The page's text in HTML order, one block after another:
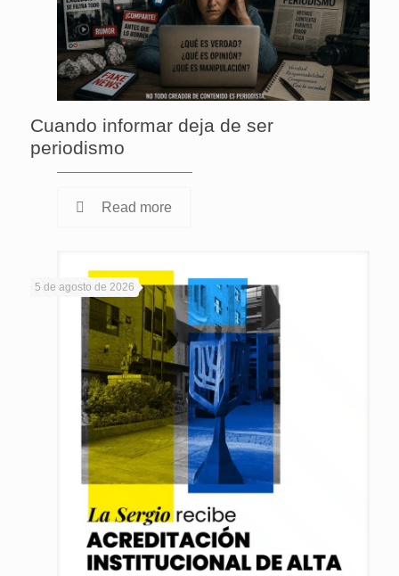
Cuando informar deja de ser
periodismo
Read more
5 de agosto de 2026